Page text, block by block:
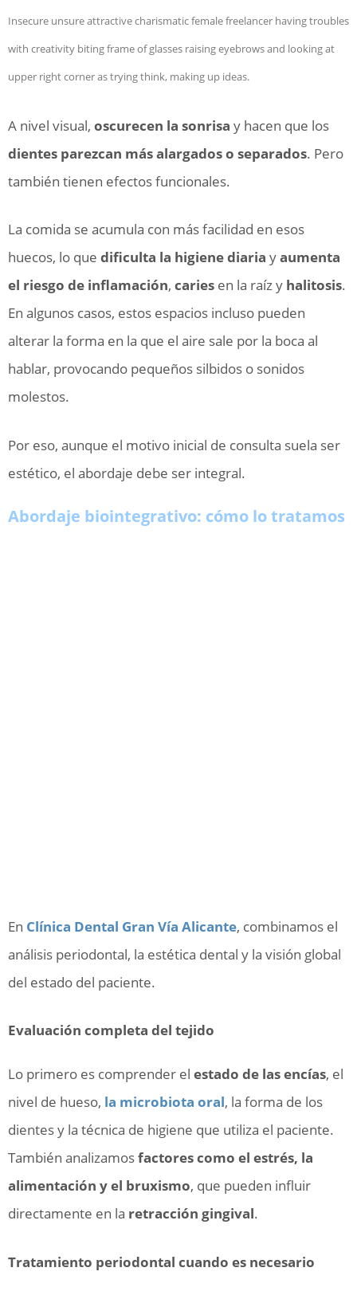
Insecure unsure attractive charismatic female freelancer having troubles
with creativity biting frame of glasses raising eyebrows and looking at
upper right corner as trying think, making up ideas.
A nivel visual, oscurecen la sonrisa y hacen que los
dientes parezcan más alargados o separados. Pero
también tienen efectos funcionales.
La comida se acumula con más facilidad en esos
huecos, lo que dificulta la higiene diaria yaumenta
el riesgo de inflamación, caries en la raíz y halitosis.
En algunos casos, estos espacios incluso pueden
alterar la forma en la que el aire sale por la boca al
hablar, provocando pequeños silbidos o sonidos
molestos.
Por eso, aunque el motivo inicial de consulta suela ser
estético, el abordaje debe ser integral.
Abordaje biointegrativo: cómo lo tratamos
En Clínica Dental Gran Vía Alicante, combinamos el
análisis periodontal, la estética dental y la visión global
del estado del paciente.
Evaluación completa del tejido
Lo primero es comprender el estado de las encías, el
nivel de hueso, la microbiota oral, la forma de los
dientes y la técnica de higiene que utiliza el paciente.
También analizamosfactores como el estrés, la
alimentación y el bruxismo, que pueden influir
directamente en la retracción gingival.
Tratamiento periodontal cuando es necesario